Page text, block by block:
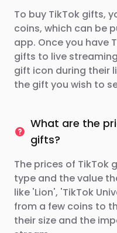
To buy TikTok gifts,
coins, which can be
app. Once you have
gifts to live
gift icon during their
the gift you wish to
What are the
gifts?
The prices of TikTok
type and the value
like 'Lion', 'TikTok
from a few coins to
their size and the